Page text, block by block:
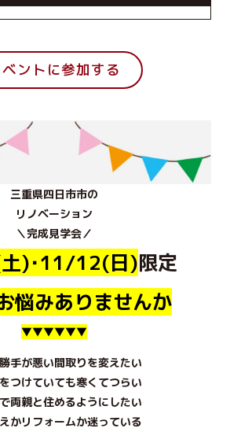
ントに参加する
三重県四日市市の
リノベーション
＼完成見学会／
)･11/12(日)限定
悩みありませんか
▼▼▼▼▼▼
手が悪い間取りを変えたい
つけていても寒くてつらい
両親と住めるようにしたい
かリフォームか迷っている